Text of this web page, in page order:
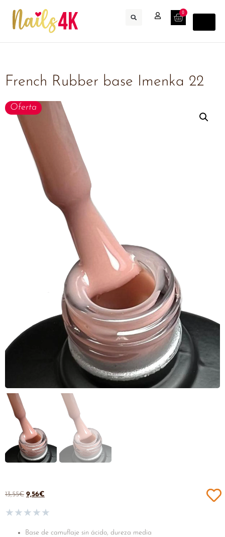
0
French Rubber base Imenka 22
Oferta
13,55€ 9,56€
★★★★★
Base de camuflaje sin ácido, dureza media